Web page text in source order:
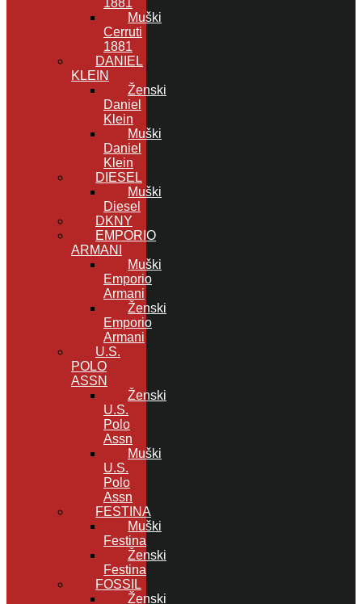
Muški
Cerruti
1881
DANIEL
KLEIN
Ženski
Daniel
Klein
Muški
Daniel
Klein
DIESEL
Muški
Diesel
DKNY
EMPORIO
ARMANI
Muški
Emporio
Armani
Ženski
Emporio
Armani
U.S.
POLO
ASSN
Ženski
U.S.
Polo
Assn
Muški
U.S.
Polo
Assn
FESTINA
Muški
Festina
Ženski
Festina
FOSSIL
Ženski